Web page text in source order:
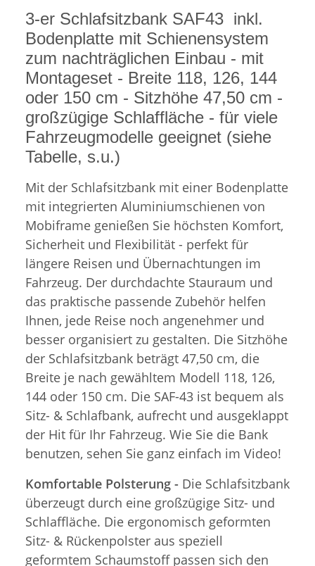
3-er Schlafsitzbank SAF43 inkl.
Bodenplatte mit Schienensystem
zum nachträglichen Einbau - mit
Montageset - Breite 118, 126, 144
oder 150 cm - Sitzhöhe 47,50 cm -
großzügige Schlaffläche - für viele
Fahrzeugmodelle geeignet (siehe
Tabelle, s.u.)
Mit der Schlafsitzbank mit einer Bodenplatte
mit integrierten Aluminiumschienen von
Mobiframe genießen Sie höchsten Komfort,
Sicherheit und Flexibilität - perfekt für
längere Reisen und Übernachtungen im
Fahrzeug. Der durchdachte Stauraum und
das praktische passende Zubehör helfen
Ihnen, jede Reise noch angenehmer und
besser organisiert zu gestalten. Die Sitzhöhe
der Schlafsitzbank beträgt 47,50 cm, die
Breite je nach gewähltem Modell 118, 126,
144 oder 150 cm. Die SAF-43 ist bequem als
Sitz- & Schlafbank, aufrecht und ausgeklappt
der Hit für Ihr Fahrzeug. Wie Sie die Bank
benutzen, sehen Sie ganz einfach im Video!
Komfortable Polsterung - Die Schlafsitzbank
überzeugt durch eine großzügige Sitz- und
Schlaffläche. Die ergonomisch geformten
Sitz- & Rückenpolster aus speziell
geformtem Schaumstoff passen sich den